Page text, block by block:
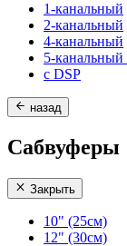
1-канальный
2-канальный
4-канальный
5-канальный
с DSP
назад
Сабвуферы
Закрыть
10" (25см)
12" (30см)